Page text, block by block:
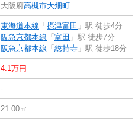
大阪府高槻市大畑町
東海道本線 「 摂津富田 」駅 徒歩4分
阪急京都本線 「 富田 」駅 徒歩7分
阪急京都本線 「 総持寺 」駅 徒歩18分
4.1万円
-
21.00㎡